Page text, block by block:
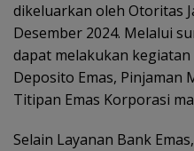
dikeluarkan oleh Otoritas
Desember 2024. Melalui
dapat melakukan
Deposito Emas, Pinjaman
Titipan Emas Korporasi
Selain Layanan Bank